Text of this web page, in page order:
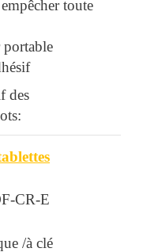
toute
des
Serrure
CR-E
/à clé